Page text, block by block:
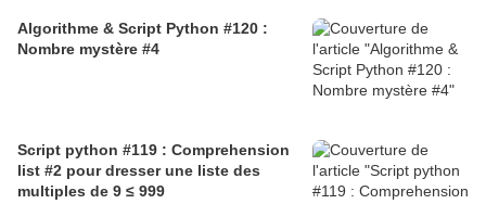
Algorithme & Script Python #120 :
Nombre mystère #4
Script python #119 : Comprehension
list #2 pour dresser une liste des
multiples de 9 ≤ 999